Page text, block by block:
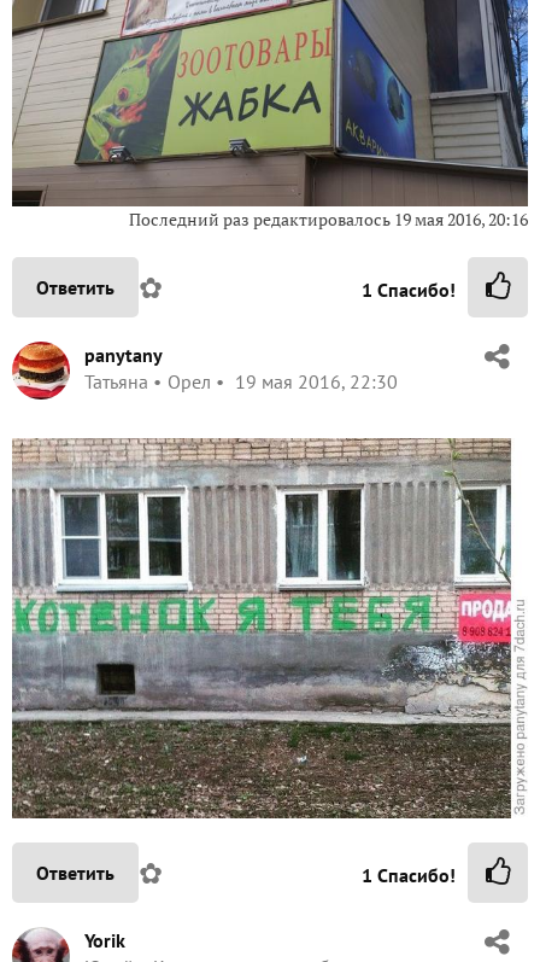
Последний раз редактировалось 19 мая 2016, 20:16
Ответить ✿ 1 Спасибо!
panytany
Татьяна
Орел 19 мая 2016, 22:30
Ответить ✿ 1 Спасибо!
Yorik